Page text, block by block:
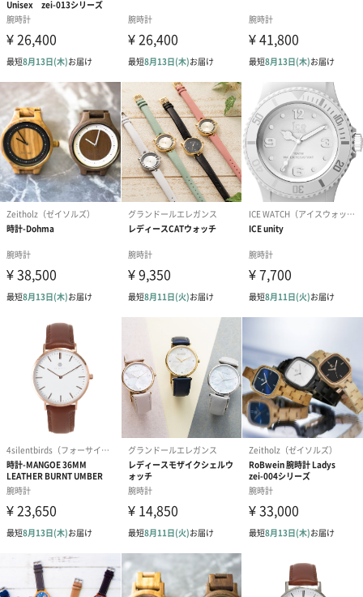
ダンボール装飾（ひま
わり）（720円）
ーリップ）（720円）
ト）（580円）
紙袋
お渡し用の紙袋です。
商品に合わせたサイズをお届けします。
あり（280円）
メッセージカード（通常・写真・グリーティング）
誕生日や結婚祝い・出産祝いなど、様々なシーンのメッセージカ
ードを同梱します。
メッセージカードや封筒のデザインは一部変更する場合がありま
す。